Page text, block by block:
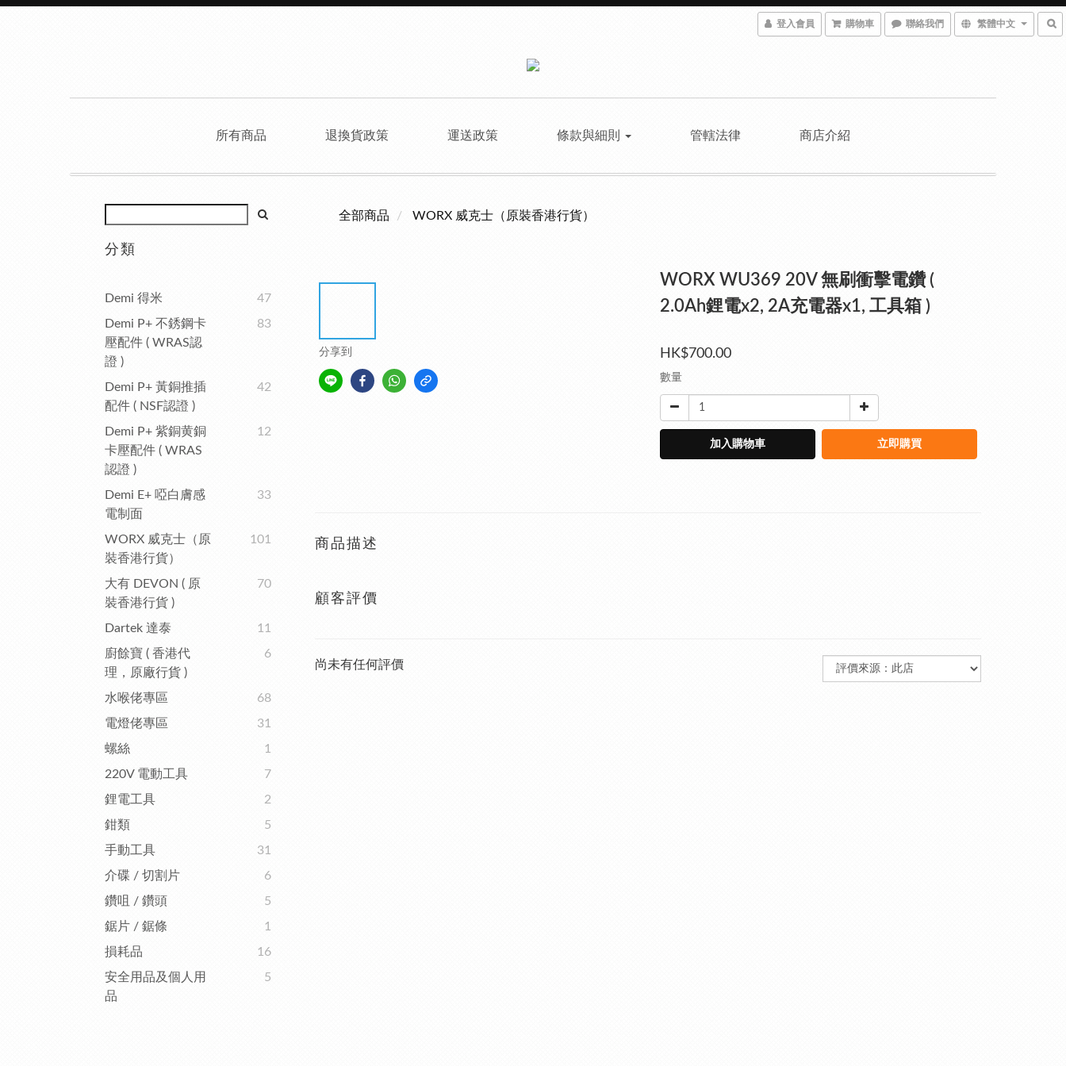
登入會員 購物車 聯絡我們 繁體中文
所有商品 退換貨政策 運送政策 條款與細則 管轄法律 商店介紹
分類
Demi 得米
47
Demi P+ 不銹鋼卡
壓配件 ( WRAS認
證 )
83
Demi P+ 黃銅推插
配件 ( NSF認證 )
42
Demi P+ 紫銅黄銅
卡壓配件 ( WRAS
認證 )
12
Demi E+ 啞白膚感
電制面
33
WORX 威克士（原
裝香港行貨）
101
大有 DEVON ( 原
裝香港行貨 )
70
Dartek 達泰
11
廚餘寶 ( 香港代
理，原廠行貨 )
6
水喉佬專區
68
電燈佬專區
31
螺絲
1
220V 電動工具
7
鋰電工具
2
鉗類
5
手動工具
31
介碟 / 切割片
6
鑽咀 / 鑽頭
5
鋸片 / 鋸條
1
損耗品
16
安全用品及個人用
品
5
全部商品 WORX 威克士（原裝香港行貨）
分享到
WORX WU369 20V 無刷衝擊電鑽 (
2.0Ah鋰電x2, 2A充電器x1, 工具箱 )
HK$700.00
數量
加入購物車 立即購買
商品描述
顧客評價
尚未有任何評價